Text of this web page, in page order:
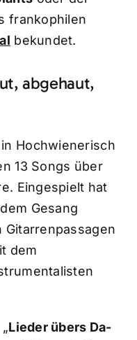
frankophilen
bekundet.
abgehaut,
Hochwienerisch
13 Songs über
Eingespielt hat
Gesang
Gitarrenpassagen
dem
„Lieder übers Da-